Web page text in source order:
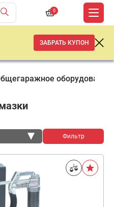
0
ЗАБРАТЬ КУПОН
оборудование
Фильтр